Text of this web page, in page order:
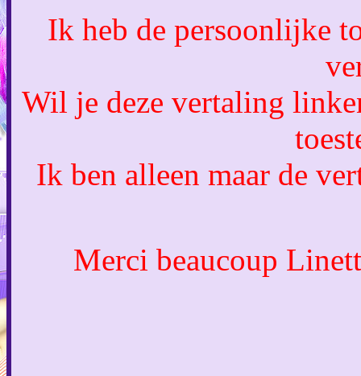
Ik heb de persoonlijke
Wil je deze vertaling
Ik ben alleen maar de
Merci beaucoup